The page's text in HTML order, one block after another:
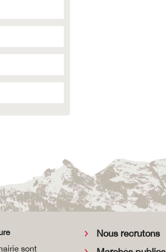
sont
Nous recrutons